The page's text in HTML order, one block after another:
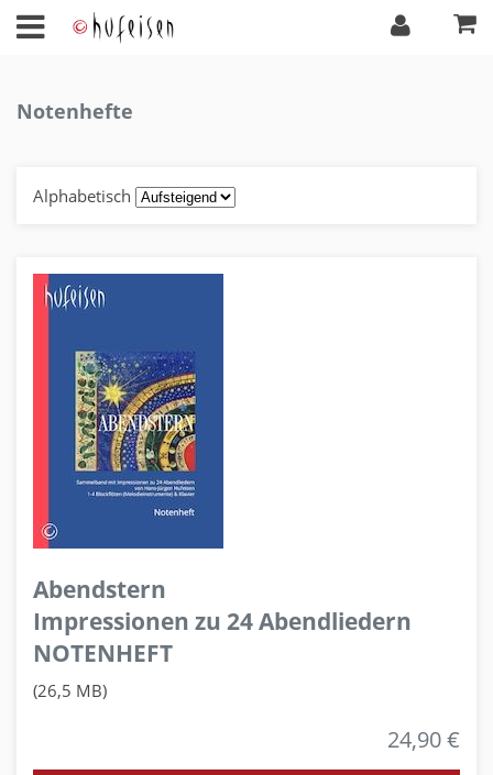
Notenhefte
Alphabetisch
Abendstern
Impressionen zu 24 Abendliedern
NOTENHEFT
(26,5 MB)
24,90 €